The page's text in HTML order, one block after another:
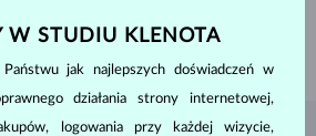
W STUDIU KLENOTA
jak najlepszych doświadczeń w
działania strony internetowej,
logowania przy każdej wizycie,